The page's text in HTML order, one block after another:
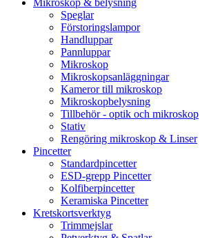
Speglar
Förstoringslampor
Handluppar
Pannluppar
Mikroskop
Mikroskopsanläggningar
Kameror till mikroskop
Mikroskopbelysning
Tillbehör - optik och mikroskop
Stativ
Rengöring mikroskop & Linser
Pincetter
Standardpincetter
ESD-grepp Pincetter
Kolfiberpincetter
Keramiska Pincetter
Kretskortsverktyg
Trimmejslar